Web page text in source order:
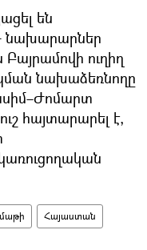
են
նախարարներ
ուղիղ
նախաձեռնողը
հայտարարել է,
Հայաստան